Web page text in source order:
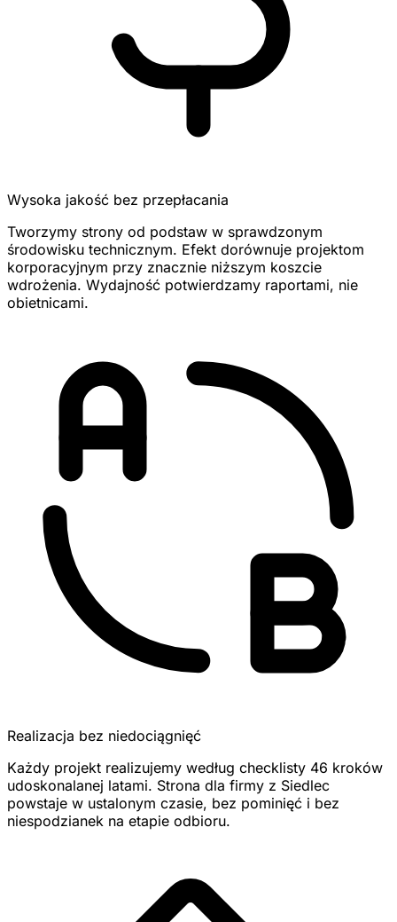
Wysoka jakość bez przepłacania
Tworzymy strony od podstaw w sprawdzonym
środowisku technicznym. Efekt dorównuje projektom
korporacyjnym przy znacznie niższym koszcie
wdrożenia. Wydajność potwierdzamy raportami, nie
obietnicami.
Realizacja bez niedociągnięć
Każdy projekt realizujemy według checklisty 46 kroków
udoskonalanej latami. Strona dla firmy z Siedlec
powstaje w ustalonym czasie, bez pominięć i bez
niespodzianek na etapie odbioru.